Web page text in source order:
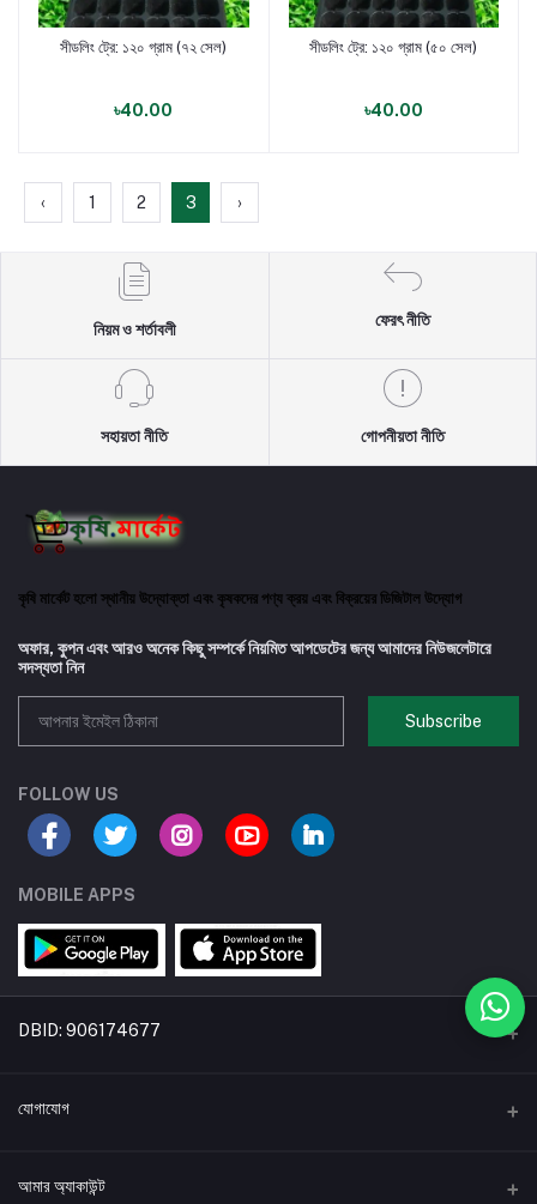
পণ্য যোগ করুন
সীডলিং ট্রে: ১২০ গ্রাম (৭২ সেল)
৳40.00
পণ্য যোগ করুন
সীডলিং ট্রে: ১২০ গ্রাম (৫০ সেল)
৳40.00
‹ 1 2 3 ›
নিয়ম ও শর্তাবলী
ফেরৎ নীতি
সহায়তা নীতি গোপনীয়তা নীতি
কৃষি মার্কেট হলো স্থানীয় উদ্যোক্তা এবং কৃষকদের পণ্য ক্রয় এবং বিক্রয়ের ডিজিটাল উদ্যোগ
অফার, কুপন এবং আরও অনেক কিছু সম্পর্কে নিয়মিত আপডেটের জন্য আমাদের নিউজলেটারে
সদস্যতা নিন
Subscribe
FOLLOW US
MOBILE APPS
DBID: 906174677
একটি বিডিকৃষি উদ্যোগ
যোগাযোগ
*ঠিকানা:
আমার অ্যাকাউন্ট